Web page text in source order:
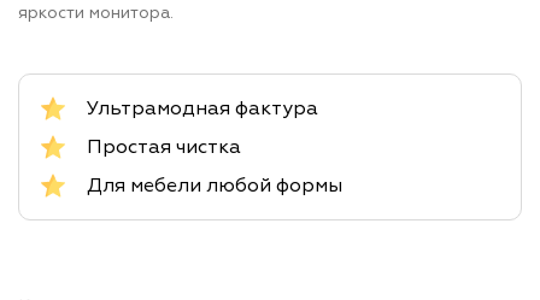
яркости монитора.
Ультрамодная фактура
Простая чистка
Для мебели любой формы